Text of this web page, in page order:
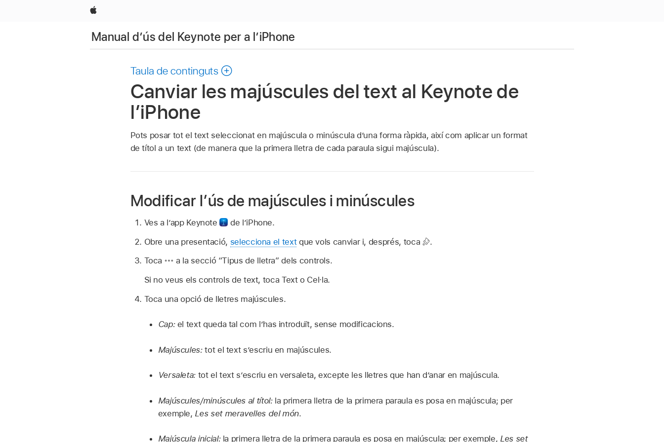
Apple
Manual d’ús del Keynote per a l’iPhone
Taula de continguts
Canviar les majúscules del text al Keynote de
l’iPhone
Pots posar tot el text seleccionat en majúscula o minúscula d’una forma ràpida, així com aplicar un format
de títol a un text (de manera que la primera lletra de cada paraula sigui majúscula).
Modificar l’ús de majúscules i minúscules
Ves a l’app Keynote
de l’iPhone.
Obre una presentació, selecciona el textque vols canviar i, després, toca
.
Toca
a la secció “Tipus de lletra” dels controls.
Si no veus els controls de text, toca Text o Cel·la.
Toca una opció de lletres majúscules.
Cap: el text queda tal com l’has introduït, sense modificacions.
Majúscules:tot el text s’escriu en majúscules.
Versaleta: tot el text s’escriu en versaleta, excepte les lletres que han d’anar en majúscula.
Majúscules/minúscules al títol: la primera lletra de la primera paraula es posa en majúscula; per
exemple, Les set meravelles del món.
Majúscula inicial: la primera lletra de la primera paraula es posa en majúscula; per exemple, Les set